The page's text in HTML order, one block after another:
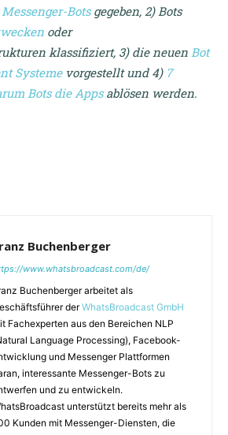
Botsgegeben, 2) Bots
oder
klassifiziert, 3) die neuen Bot
Systeme vorgestellt und 4) 7
Bots die Appsablösen werden.
Buchenberger
www.whatsbroadcast.com/de/
Buchenberger arbeitet als
derWhatsBroadcast GmbH
Fachexperten aus den Bereichen NLP
Language Processing), Facebook-
und Messenger Plattformen
interessante Messenger-Bots zu
und zu entwickeln.
unterstützt bereits mehr als
Kunden mit Messenger-Diensten, die